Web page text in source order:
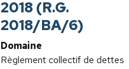
2018 (R.G.
2018/BA/6)
Domaine
Règlement collectif de dettes